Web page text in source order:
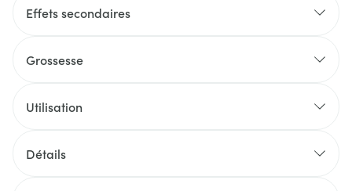
Effets secondaires
Grossesse
Utilisation
Détails